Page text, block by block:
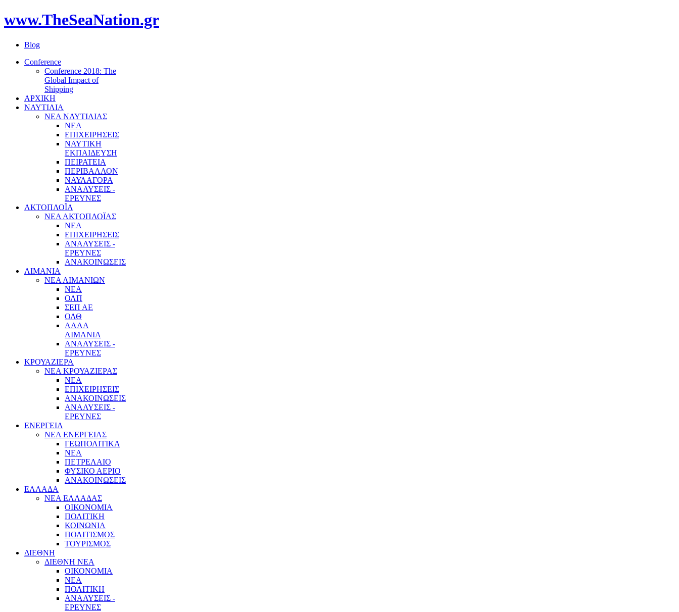
www.TheSeaNation.gr
Blog
Conference
Conference 2018: The
Global Impact of
Shipping
ΑΡΧΙΚΗ
ΝΑΥΤΙΛΙΑ
ΝΕΑ ΝΑΥΤΙΛΙΑΣ
ΝΕΑ
ΕΠΙΧΕΙΡΗΣΕΙΣ
ΝΑΥΤΙΚΗ
ΕΚΠΑΙΔΕΥΣΗ
ΠΕΙΡΑΤΕΙΑ
ΠΕΡΙΒΑΛΛΟΝ
ΝΑΥΛΑΓΟΡΑ
ΑΝΑΛΥΣΕΙΣ -
ΕΡΕΥΝΕΣ
ΑΚΤΟΠΛΟΪΑ
ΝΕΑ ΑΚΤΟΠΛΟΪΑΣ
ΝΕΑ
ΕΠΙΧΕΙΡΗΣΕΙΣ
ΑΝΑΛΥΣΕΙΣ -
ΕΡΕΥΝΕΣ
ΑΝΑΚΟΙΝΩΣΕΙΣ
ΛΙΜΑΝΙΑ
ΝΕΑ ΛΙΜΑΝΙΩΝ
ΝΕΑ
ΟΛΠ
ΣΕΠ ΑΕ
ΟΛΘ
ΑΛΛΑ
ΛΙΜΑΝΙΑ
ΑΝΑΛΥΣΕΙΣ -
ΕΡΕΥΝΕΣ
ΚΡΟΥΑΖΙΕΡΑ
ΝΕΑ ΚΡΟΥΑΖΙΕΡΑΣ
NEA
ΕΠΙΧΕΙΡΗΣΕΙΣ
ΑΝΑΚΟΙΝΩΣΕΙΣ
ΑΝΑΛΥΣΕΙΣ -
ΕΡΕΥΝΕΣ
ΕΝΕΡΓΕΙΑ
ΝΕΑ ΕΝΕΡΓΕΙΑΣ
ΓΕΩΠΟΛΙΤΙΚΑ
ΝΕΑ
ΠΕΤΡΕΛΑΙΟ
ΦΥΣΙΚΟ ΑΕΡΙΟ
ΑΝΑΚΟΙΝΩΣΕΙΣ
ΕΛΛΑΔΑ
ΝΕΑ ΕΛΛΑΔΑΣ
ΟΙΚΟΝΟΜΙΑ
ΠΟΛΙΤΙΚΗ
ΚΟΙΝΩΝΙΑ
ΠΟΛΙΤΙΣΜΟΣ
ΤΟΥΡΙΣΜΟΣ
ΔΙΕΘΝΗ
ΔΙΕΘΝΗ ΝΕΑ
ΟΙΚΟΝΟΜΙΑ
ΝΕΑ
ΠΟΛΙΤΙΚΗ
ΑΝΑΛΥΣΕΙΣ -
ΕΡΕΥΝΕΣ